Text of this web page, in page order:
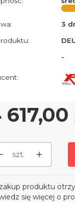
3
-
szt.
produktu
się więcej o